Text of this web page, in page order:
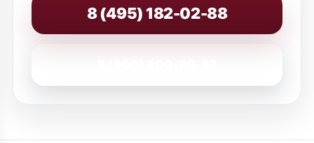
8 (495) 182-02-88